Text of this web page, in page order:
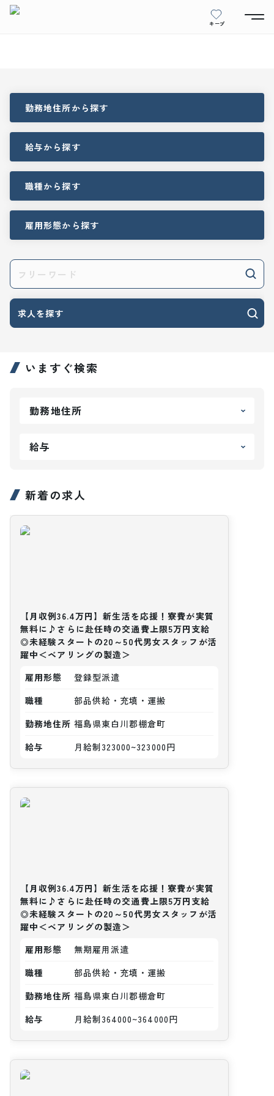
キープ
勤務地住所から探す
給与から探す
職種から探す
雇用形態から探す
求人を探す
いますぐ検索
勤務地住所
給与
新着の求人
【月収例36.4万円】新生活を応援！寮費が実質
無料に♪さらに赴任時の交通費上限5万円支給
◎未経験スタートの20～50代男女スタッフが活
躍中＜ベアリングの製造＞
雇用形態
登録型派遣
職種
部品供給・充填・運搬
勤務地住所 福島県東白川郡棚倉町
給与
月給制323000~323000円
【月収例36.4万円】新生活を応援！寮費が実質
無料に♪さらに赴任時の交通費上限5万円支給
◎未経験スタートの20～50代男女スタッフが活
躍中＜ベアリングの製造＞
雇用形態
無期雇用派遣
職種
部品供給・充填・運搬
勤務地住所 福島県東白川郡棚倉町
給与
月給制364000~364000円